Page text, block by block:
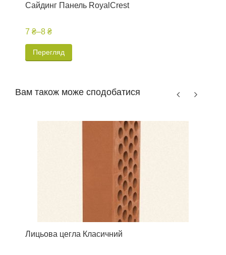
Сайдинг Панель RoyalCrest
7 ₴–8 ₴
Перегляд
Вам також може сподобатися
Лицьова цегла Класичний